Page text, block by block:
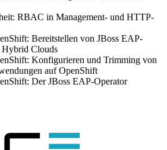
RBAC in Management- und HTTP-
Bereitstellen von JBoss EAP-
Clouds
Konfigurieren und Trimming von
auf OpenShift
Der JBoss EAP-Operator